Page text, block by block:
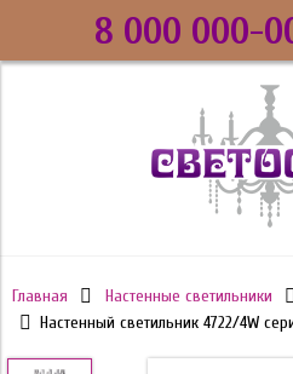
8 000 000-
Главная Настенные светильники
Настенный светильник 4722/4W